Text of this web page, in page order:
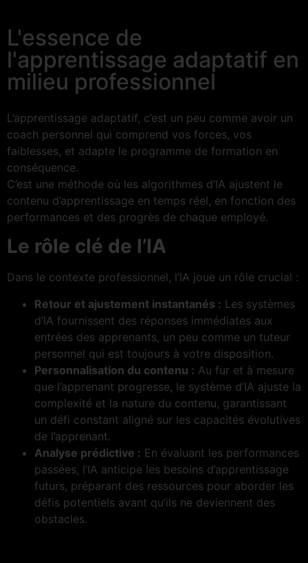
L'essence de
l'apprentissage adaptatif en
milieu professionnel
L’apprentissage adaptatif, c’est un peu comme avoir un
coach personnel qui comprend vos forces, vos
faiblesses, et adapte le programme de formation en
conséquence.
C’est une méthode où les algorithmes d’IA ajustent le
contenu d’apprentissage en temps réel, en fonction des
performances et des progrès de chaque employé.
Le rôle clé de l’IA
Dans le contexte professionnel, l’IA joue un rôle crucial :
Retour et ajustement instantanés : Les systèmes
d’IA fournissent des réponses immédiates aux
entrées des apprenants, un peu comme un tuteur
personnel qui est toujours à votre disposition.
Personnalisation du contenu : Au fur et à mesure
que l’apprenant progresse, le système d’IA ajuste la
complexité et la nature du contenu, garantissant
un défi constant aligné sur les capacités évolutives
de l’apprenant.
Analyse prédictive : En évaluant les performances
passées, l’IA anticipe les besoins d’apprentissage
futurs, préparant des ressources pour aborder les
défis potentiels avant qu’ils ne deviennent des
obstacles.